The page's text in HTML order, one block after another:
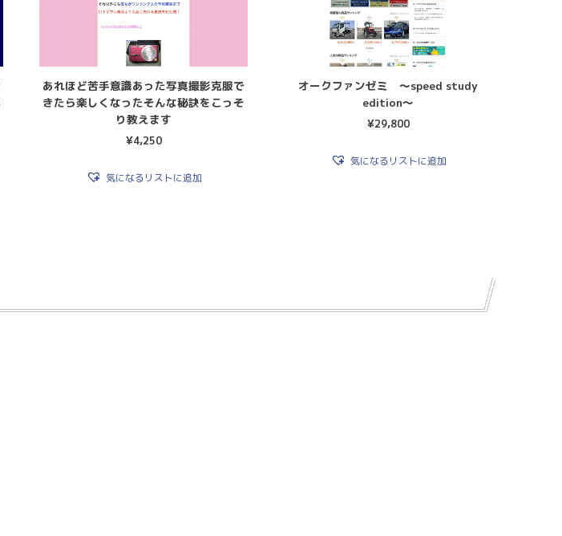
あれほど苦手意識あった写真撮影克服で
きたら楽しくなったそんな秘訣をこっそ
り教えます
¥4,250
気になるリストに追加
オークファンゼミ 〜speed study
edition〜
¥29,800
気になるリストに追加